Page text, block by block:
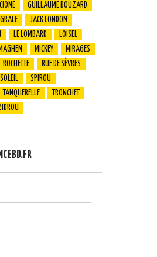
GUILLAUME BOUZARD
JACK LONDON
LE LOMBARD
LOISEL
MAGHEN MICKEY
MIRAGES
ROCHETTE
RUE DE SÈVRES
SOLEIL
SPIROU
TANQUERELLE
TRONCHET